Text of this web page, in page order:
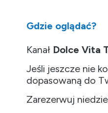
Gdzie oglądać?
Kanał Dolce Vita
Jeśli jeszcze nie
dopasowaną do
Zarezerwuj